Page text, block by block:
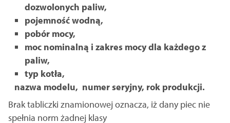
dozwolonych paliw,
pojemność wodną,
pobór mocy,
moc nominalną i zakres mocy dla każdego z
paliw,
typ kotła,
nazwa modelu, numer seryjny, rok produkcji.
Brak tabliczki znamionowej oznacza, iż dany piec nie
spełnia norm żadnej klasy